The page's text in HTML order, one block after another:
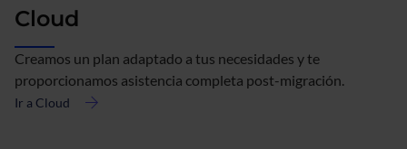
Cloud
Creamos un plan adaptado a tus necesidades y te
proporcionamos asistencia completa post-migración.
Ir a Cloud
acerca